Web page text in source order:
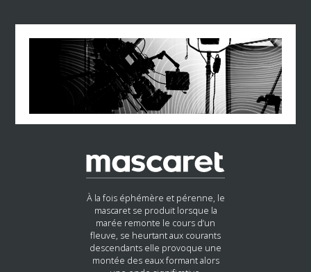
À la fois éphémère et pérenne, le
mascaret se produit lorsque la
marée remonte le cours d’un
fleuve, se heurtant aux courants
descendants elle provoque une
montée des eaux formant alors